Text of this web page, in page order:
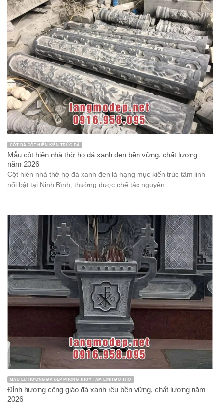
CỘT ĐÁ CỘT HIÊN KIẾN TRÚC ĐÁ
Mẫu cột hiên nhà thờ họ đá xanh đen bền vững, chất lượng
năm 2026
Cột hiên nhà thờ họ đá xanh đen là hạng mục kiến trúc tâm linh
nổi bật tại Ninh Bình, thường được chế tác nguyên ...
MẪU LƯ HƯƠNG ĐÁ ĐẸP PHONG THỦY TÂM LINH ĐỒ THỜ
Đỉnh hương công giáo đá xanh rêu bền vững, chất lượng năm
2026